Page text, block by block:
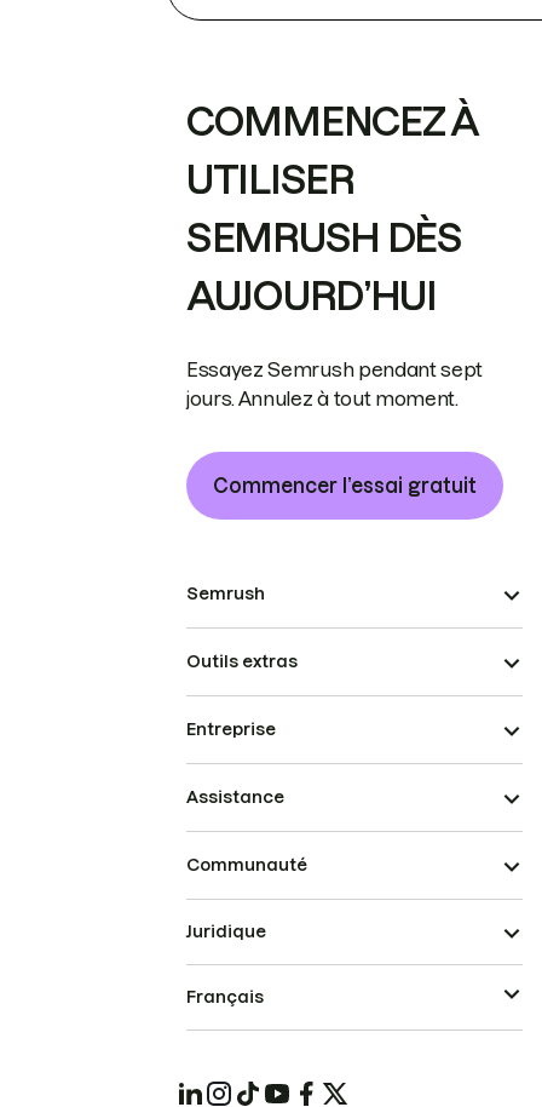
COMMENCEZ À
UTILISER
SEMRUSH DÈS
AUJOURD’HUI
Essayez Semrush pendant sept
jours. Annulez à tout moment.
Commencer l’essai gratuit
Semrush
Outils extras
Entreprise
Assistance
Communauté
Juridique
Français